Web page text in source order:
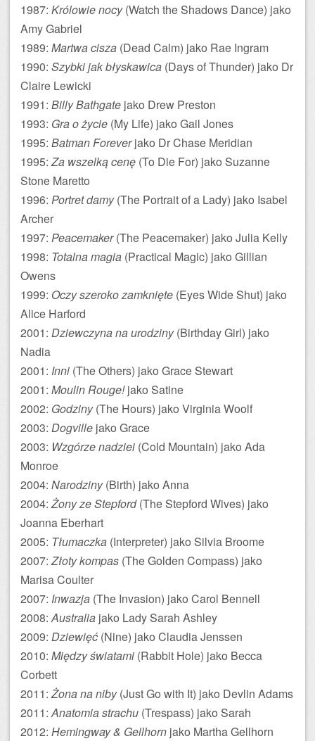
1987: Królowie nocy(Watch the Shadows Dance) jako
Amy Gabriel
1989: Martwa cisza (Dead Calm) jako Rae Ingram
1990: Szybki jak błyskawica (Days of Thunder) jako Dr
Claire Lewicki
1991: Billy Bathgate jako Drew Preston
1993: Gra o życie (My Life) jako Gail Jones
1995: Batman Foreverjako Dr Chase Meridian
1995:Za wszelką cenę (To Die For) jako Suzanne
Stone Maretto
1996: Portret damy(The Portrait of a Lady) jako Isabel
Archer
1997: Peacemaker(The Peacemaker) jako Julia Kelly
1998: Totalna magia (Practical Magic) jako Gillian
Owens
1999: Oczy szeroko zamknięte (Eyes Wide Shut) jako
Alice Harford
2001: Dziewczyna na urodziny(Birthday Girl) jako
Nadia
2001: Inni (The Others) jako Grace Stewart
2001: Moulin Rouge!jako Satine
2002: Godziny(The Hours) jako Virginia Woolf
2003: Dogville jako Grace
2003: Wzgórze nadziei (Cold Mountain) jako Ada
Monroe
2004: Narodziny(Birth) jako Anna
2004:Żony ze Stepford(The Stepford Wives) jako
Joanna Eberhart
2005: Tłumaczka (Interpreter) jako Silvia Broome
2007:Złoty kompas (The Golden Compass) jako
Marisa Coulter
2007: Inwazja (The Invasion) jako Carol Bennell
2008:Australia jako Lady Sarah Ashley
2009: Dziewięć (Nine) jako Claudia Jenssen
2010: Między światami (Rabbit Hole) jako Becca
Corbett
2011:Żona na niby(Just Go with It) jako Devlin Adams
2011:Anatomia strachu (Trespass) jako Sarah
2012: Hemingway & Gellhorn jako Martha Gellhorn